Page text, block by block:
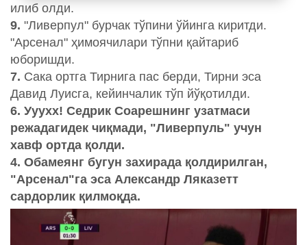
илиб олди.
9. "Ливерпул" бурчак тўпини ўйинга киритди.
"Арсенал" ҳимоячилари тўпни қайтариб
юборишди.
7. Сака ортга Тирнига пас берди, Тирни эса
Давид Луисга, кейинчалик тўп йўқотилди.
6. Ууухх! Седрик Соарешнинг узатмаси
режадагидек чиқмади, "Ливерпуль" учун
хавф ортда қолди.
4. Обамеянг бугун захирада қолдирилган,
"Арсенал"га эса Александр Ляказетт
сардорлик қилмоқда.